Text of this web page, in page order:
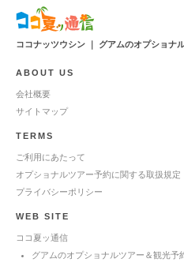
ココナッツウシン ｜ グアムのオプショナ
ABOUT US
会社概要
サイトマップ
TERMS
ご利用にあたって
オプショナルツアー予約に関する取扱規定
プライバシーポリシー
WEB SITE
ココ夏ッ通信
グアムのオプショナルツアー＆観光予